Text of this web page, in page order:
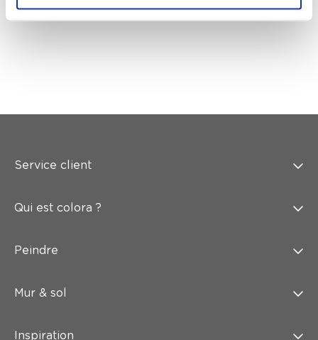
Service client
Qui est colora ?
Peindre
Mur & sol
Inspiration